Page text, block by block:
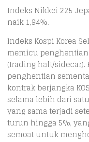
Indeks Nikkei 225
naik 1,94%.
Indeks Kospi Korea
memicu
(trading halt/sidecar).
penghentian
kontrak berjangka
selama lebih dari
yang sama terjadi
turun hingga 5%,
semoat untuk